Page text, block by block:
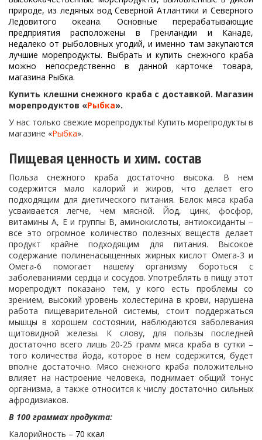
природе, из ледяных вод Северной Атлантики и Северного
Ледовитого океана. Основные перерабатывающие
предприятия расположены в Гренландии и Канаде,
недалеко от рыболовных угодий, и именно там закупаются
лучшие морепродукты. Выбрать и купить снежного краба
можно непосредственно в данной карточке товара,
магазина Рыбка.
Купить клешни снежного краба с доставкой. Магазин
морепродуктов «Рыбка».
У нас только свежие морепродукты! Купить морепродукты в
магазине «Рыбка».
Пищевая ценность и хим. состав
Польза снежного краба достаточно высока. В нем
содержится мало калорий и жиров, что делает его
подходящим для диетического питания. Белок мяса краба
усваивается легче, чем мясной. Йод, цинк, фосфор,
витамины А, Е и группы В, аминокислоты, антиоксиданты –
все это огромное количество полезных веществ делает
продукт крайне подходящим для питания. Высокое
содержание полиненасыщенных жирных кислот Омега-3 и
Омега-6 помогает нашему организму бороться с
заболеваниями сердца и сосудов. Употреблять в пищу этот
морепродукт показано тем, у кого есть проблемы со
зрением, высокий уровень холестерина в крови, нарушена
работа пищеварительной системы, стоит поддержаться
мышцы в хорошем состоянии, наблюдаются заболевания
щитовидной железы. К слову, для пользы последней
достаточно всего лишь 20-25 грамм мяса краба в сутки –
того количества йода, которое в нем содержится, будет
вполне достаточно. Мясо снежного краба положительно
влияет на настроение человека, поднимает общий тонус
организма, а также относится к числу достаточно сильных
афродизиаков.
В 100 граммах продукта:
Калорийность – 70 ккал